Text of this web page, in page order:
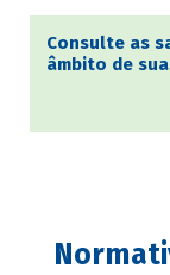
Consulte as
âmbito de